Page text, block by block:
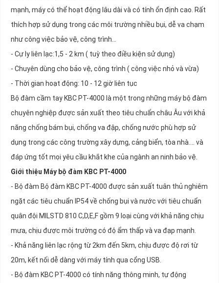
mạnh, máy có thể hoạt động lâu dài và có tính ổn định cao. Rất
thích hợp sử dụng trong các môi trường nhiều bụi, dễ va chạm
như công việc bảo vệ, công trình...
- Cự ly liên lạc:1,5 - 2 km ( tuỳ theo điều kiện sử dụng)
- Chuyên dùng cho bảo vệ, công trình ( công việc nhỏ và vừa)
- Thời gian hoạt động: 10 - 12 giờ liên tục
Bộ đàm cầm tay KBC PT-4000 là một trong những máy bộ đàm
chuyên nghiệp được sản xuất theo tiêu chuẩn châu Âu với khả
năng chống bám bụi, chống va đập, chống nước phù hợp sử
dụng trong các công trường xây dựng, cảng biển, tòa nhà.... và
đáp ứng tốt mọi yêu cầu khắt khe của ngành an ninh bảo vệ.
Giới thiệu Máy bộ đàm KBC PT-4000
- Bộ đàm Bộ đàm KBC PT-4000 được sản xuất tuân thủ nghiêm
ngặt các tiêu chuẩn IP54 về chống bụi và nước với tiêu chuẩn
quân đội MILSTD 810 C,D,E,F gồm 9 loại cùng với khả năng chịu
mưa, chịu được môi trường có độ ẩm thấp và va đạp mạnh.
- Khả năng liên lạc rộng từ 2km đến 5km, chịu được độ rơi từ
20m, kết nối dễ dàng với máy tính qua cổng USB.
- Bộ đàm KBC PT-4000 có tính năng thông minh, tự động